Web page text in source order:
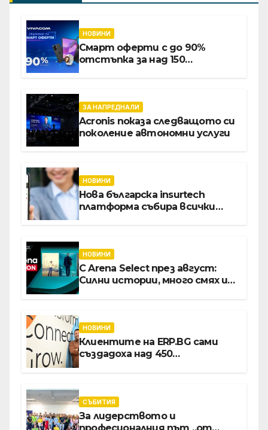
НОВИНИ
Смарт оферти с до 90%
отстъпка за над 150
ЗА НАПРЕДНАЛИ
Acronis показа следващото си
поколение автономни услуги
НОВИНИ
Нова българска insurtech
платформа събира всички
НОВИНИ
С Arena Select през август:
Силни истории, много смях и
НОВИНИ
Клиентите на ERP.BG сами
създадоха над 450
интелект
СЪБИТИЯ
За лидерството и
професионалния път „от